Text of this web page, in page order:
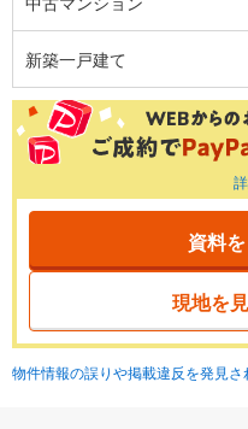
新築一戸建て
資料
現地を
物件情報の誤りや掲載違反を発見さ